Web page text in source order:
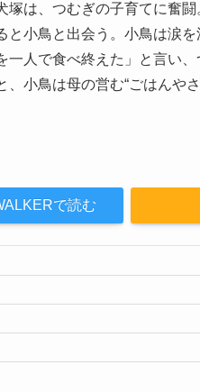
塚は、つむぎの子育てに奮
と小鳥と出会う。小鳥は涙
一人で食べ終えた」と言い
小鳥は母の営む“ごはんやさ
で読む